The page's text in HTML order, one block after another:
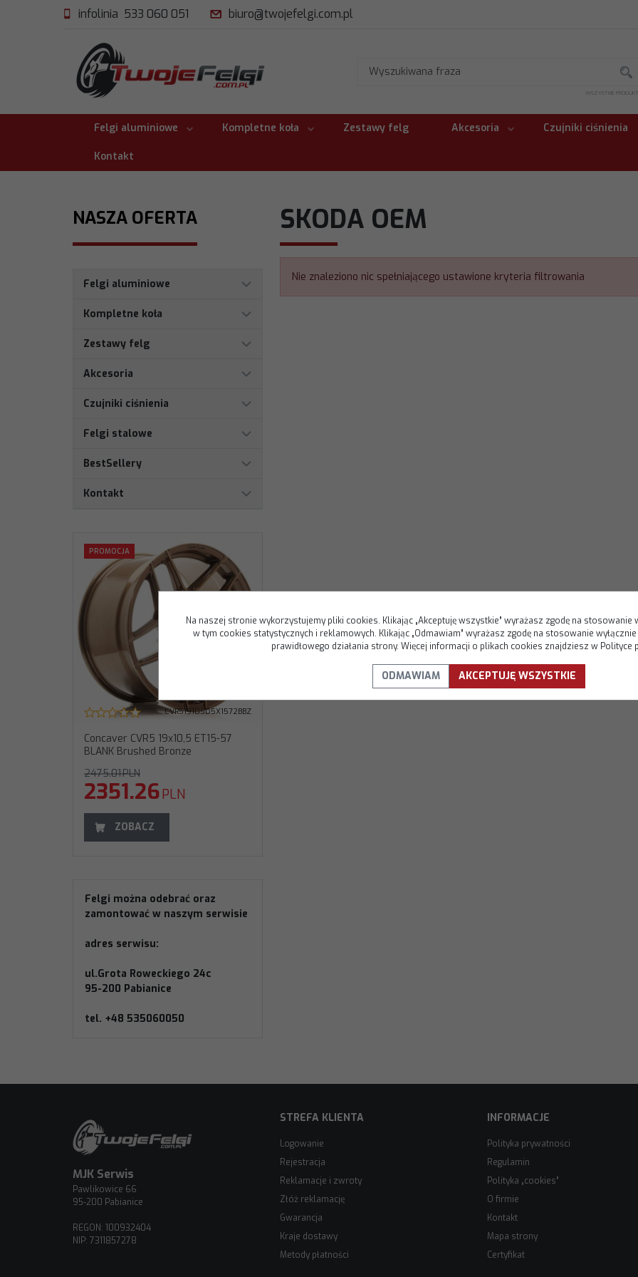
infolinia 533 060 051 biuro@twojefelgi.com.pl
WSZYSTKIE
Felgi aluminiowe Kompletne koła Zestawy felg Akcesoria Czujniki ciśnienia
Kontakt
SKODA OEM
Nie znaleziono nic spełniającego ustawione kryteria filtrowania
NASZA OFERTA
Felgi aluminiowe
Kompletne koła
Zestawy felg
Akcesoria
Czujniki ciśnienia
Felgi stalowe
BestSellery
Kontakt
PROMOCJA
CVR519105D5X1572BBZ
Concaver CVR5 19x10,5 ET15-57
BLANK Brushed Bronze
2475.01PLN
2351.26PLN
ZOBACZ
Felgi można odebrać oraz
zamontować w naszym serwisie
adres serwisu:
ul.Grota Roweckiego 24c
95-200 Pabianice
tel. +48 535060050
MJK Serwis
Pawlikowice 66
95-200 Pabianice
REGON: 100932404
NIP: 7311857278
STREFA KLIENTA
Logowanie
Rejestracja
Reklamacje i zwroty
Złóż reklamację
Gwarancja
Kraje dostawy
Metody płatności
INFORMACJE
Polityka prywatności
Regulamin
Polityka „cookies”
O firmie
Kontakt
Mapa strony
Certyfikat
Na naszej stronie wykorzystujemy pliki cookies. Klikając „Akceptuję wszystkie” wyrażasz zgodę na
w tym cookies statystycznych i reklamowych. Klikając „Odmawiam” wyrażasz zgodę na stosowanie
prawidłowego działania strony. Więcej informacji o plikach cookies znajdziesz w Polityce
ODMAWIAM AKCEPTUJĘ WSZYSTKIE